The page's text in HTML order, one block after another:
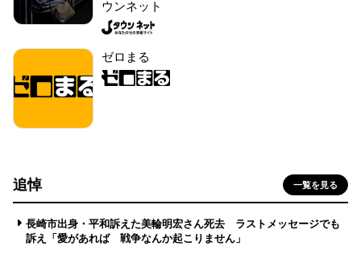
ウンネット
ゼロまる
追悼 一覧を見る
長崎市出身・平和訴えた美輪明宏さん死去 ラストメッセージでも
訴え「愛があれば 戦争なんか起こりません」